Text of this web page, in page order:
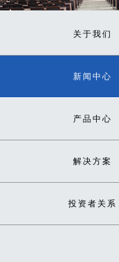
关于我们
新闻中心
产品中心
解决方案
投资者关系